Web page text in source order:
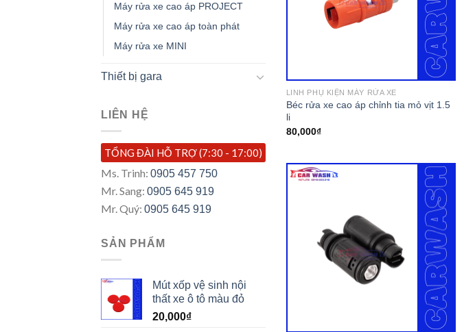
Máy rửa xe cao áp PROJECT
Máy rửa xe cao áp toàn phát
Máy rửa xe MINI
Thiết bị gara
LIÊN HỆ
TỔNG ĐÀI HỖ TRỢ (7:30 - 17:00)
Ms. Trinh: 0905 457 750
Mr. Sang: 0905 645 919
Mr. Quý: 0905 645 919
SẢN PHẨM
Mút xốp vệ sinh nội
thất xe ô tô màu đỏ
20,000₫
LINH PHỤ KIỆN MÁY RỬA XE
Béc rửa xe cao áp chỉnh tia mỏ vịt 1.5
li
80,000₫